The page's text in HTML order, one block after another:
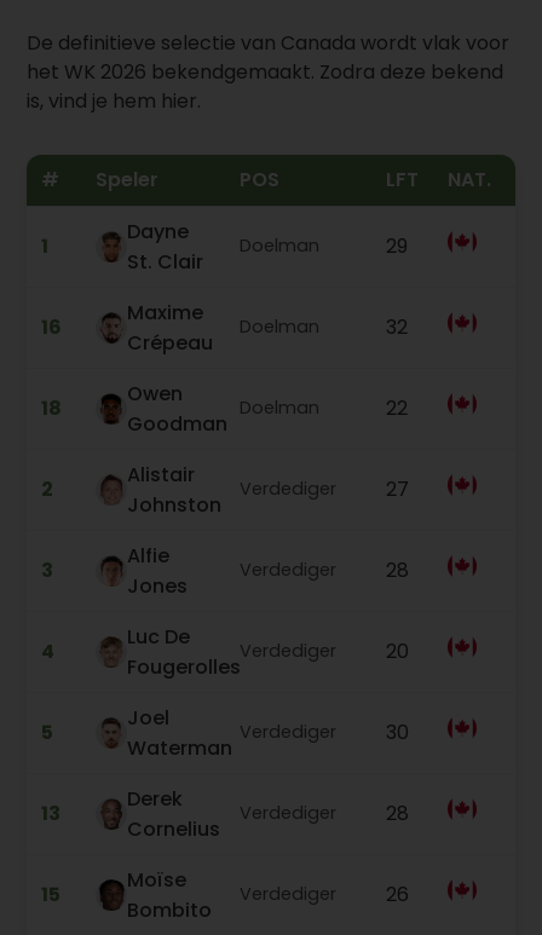
De definitieve selectie van Canada wordt vlak voor
het WK 2026 bekendgemaakt. Zodra deze bekend
is, vind je hem hier.
# Speler POS LFT NAT.
1
Dayne
St. Clair
Doelman 29
16
Maxime
Crépeau
Doelman 32
18
Owen
Goodman
Doelman 22
2
Alistair
Johnston
Verdediger 27
3
Alfie
Jones
Verdediger 28
4
Luc De
Fougerolles
Verdediger 20
5
Joel
Waterman
Verdediger 30
13
Derek
Cornelius
Verdediger 28
15
Moïse
Bombito
Verdediger 26